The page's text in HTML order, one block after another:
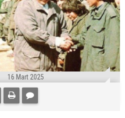
16 Mart 2025